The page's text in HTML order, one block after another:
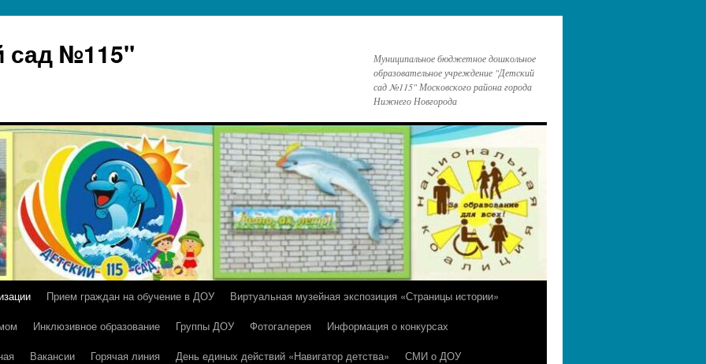
сад №115"
Муниципальное бюджетное дошкольное
образовательное учреждение "Детский
сад №115" Московского района города
Нижнего Новгорода
Прием граждан на обучение в ДОУ
Виртуальная музейная экспозиция «Страницы истории»
Инклюзивное образование Группы ДОУ Фотогалерея
Информация о конкурсах
Вакансии Горячая линия День единых действий «Навигатор детства»
СМИ о ДОУ